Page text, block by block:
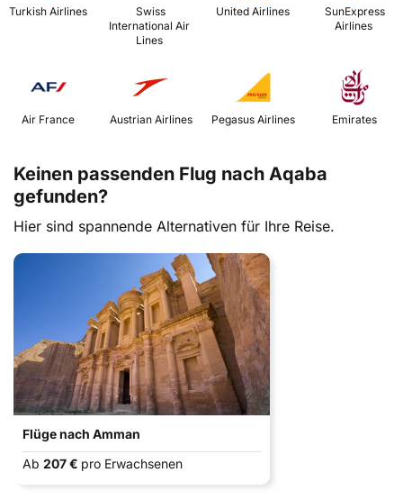
Turkish Airlines
International Air
Lines
United Airlines
Airlines
Air France Austrian Airlines Emirates
Keinen passenden Flug nach Aqaba
gefunden?
Hier sind spannende Alternativen für Ihre Reise.
Flüge nach Amman
Ab 207 € pro Erwachsenen